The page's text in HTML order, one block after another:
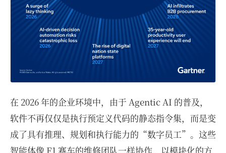
在 2026 年的企业环境中，由于 Agentic AI 的普及，
软件不再仅仅是执行预定义代码的静态指令集，而是变
成了具有推理、规划和执行能力的“数字员工”。这些
智能体像 F1 赛车的维修团队一样协作，以模块化的方